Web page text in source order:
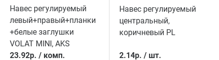
Навес регулируемый
левый+правый+планки
+белые заглушки
VOLAT MINI, AKS
23.92р. / комп.
Навес регулируемый
центральный,
коричневый PL
2.14р. / шт.